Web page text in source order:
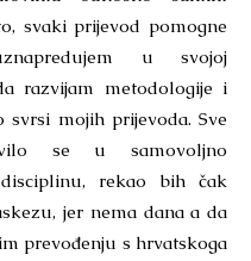
svaki prijevod pomogne
u svojoj
razvijam metodologije i
svrsi mojih prijevoda. Sve
se u samovoljno
rekao bih čak
jer nema dana a da
prevođenju s hrvatskoga